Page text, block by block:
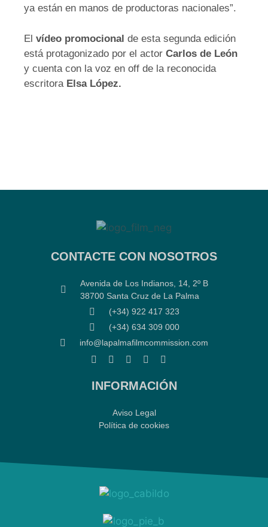
ya están en manos de productoras nacionales”.
El vídeo promocional de esta segunda edición
está protagonizado por el actor Carlos de León
y cuenta con la voz en off de la reconocida
escritora Elsa López.
CONTACTE CON NOSOTROS
Avenida de Los Indianos, 14, 2º B
38700 Santa Cruz de La Palma
(+34) 922 417 323
(+34) 634 309 000
info@lapalmafilmcommission.com
INFORMACIÓN
Aviso Legal
Política de cookies